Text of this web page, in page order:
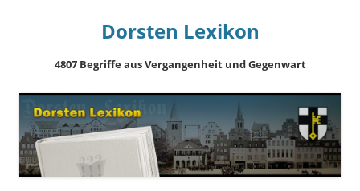
Dorsten Lexikon
4807 Begriffe aus Vergangenheit und Gegenwart